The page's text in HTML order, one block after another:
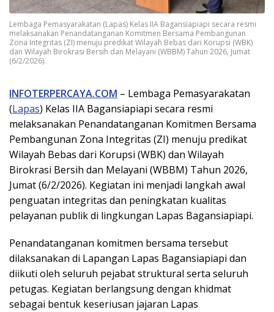
Lembaga Pemasyarakatan (Lapas) Kelas IIA Bagansiapiapi secara resmi
melaksanakan Penandatanganan Komitmen Bersama Pembangunan
Zona Integritas (ZI) menuju predikat Wilayah Bebas dari Korupsi (WBK)
dan Wilayah Birokrasi Bersih dan Melayani (WBBM) Tahun 2026, Jumat
(6/2/2026).
INFOTERPERCAYA.COM – Lembaga Pemasyarakatan
(Lapas) Kelas IIA Bagansiapiapi secara resmi
melaksanakan Penandatanganan Komitmen Bersama
Pembangunan Zona Integritas (ZI) menuju predikat
Wilayah Bebas dari Korupsi (WBK) dan Wilayah
Birokrasi Bersih dan Melayani (WBBM) Tahun 2026,
Jumat (6/2/2026). Kegiatan ini menjadi langkah awal
penguatan integritas dan peningkatan kualitas
pelayanan publik di lingkungan Lapas Bagansiapiapi.
Penandatanganan komitmen bersama tersebut
dilaksanakan di Lapangan Lapas Bagansiapiapi dan
diikuti oleh seluruh pejabat struktural serta seluruh
petugas. Kegiatan berlangsung dengan khidmat
sebagai bentuk keseriusan jajaran Lapas